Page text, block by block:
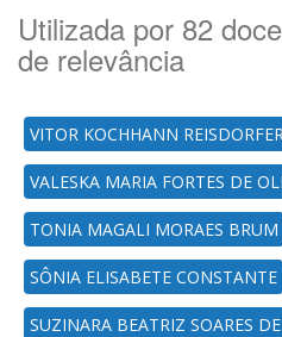
Utilizada por 82
de relevância
VITOR KOCHHANN
VALESKA MARIA FORTES DE
TONIA MAGALI MORAES BRUM
SÔNIA ELISABETE CONSTANTE
SUZINARA BEATRIZ SOARES